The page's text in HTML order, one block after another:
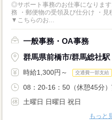
◎サポート事務のお仕事になります。 ・見積もり作成 ・部品手
務 ・郵便物の受領及び仕分け ・見
▼こちらのお...
一般事務・OA事務
群馬県前橋市/群馬総社駅
時給1,300円～ 交通費一部支給
08：20-16：50（休憩45分）
土曜日 日曜日 祝日
もっと